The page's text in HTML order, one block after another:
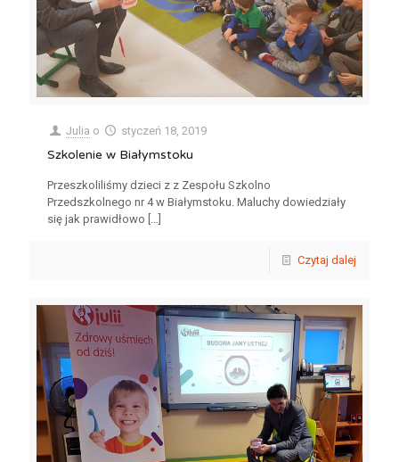
Julia o styczeń 18, 2019
Szkolenie w Białymstoku
Przeszkoliliśmy dzieci z z Zespołu Szkolno
Przedszkolnego nr 4 w Białymstoku. Maluchy dowiedziały
się jak prawidłowo […]
Czytaj dalej